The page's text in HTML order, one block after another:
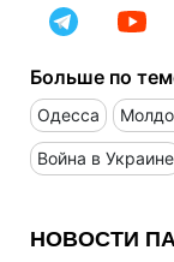
Больше по
Одесса
Война в Украине